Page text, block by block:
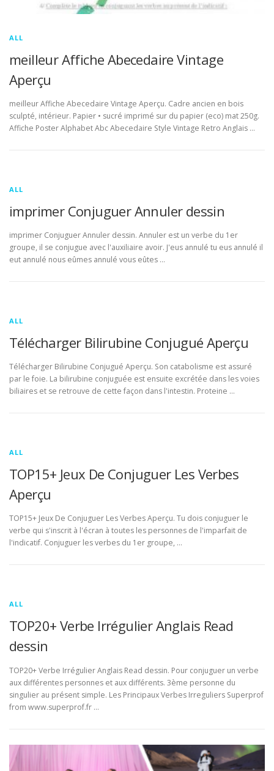
ALL
meilleur Affiche Abecedaire Vintage
Aperçu
meilleur Affiche Abecedaire Vintage Aperçu. Cadre ancien en bois
sculpté, intérieur. Papier • sucré imprimé sur du papier (eco) mat 250g.
Affiche Poster Alphabet Abc Abecedaire Style Vintage Retro Anglais …
ALL
imprimer Conjuguer Annuler dessin
imprimer Conjuguer Annuler dessin. Annuler est un verbe du 1er
groupe, il se conjugue avec l'auxiliaire avoir. J'eus annulé tu eus annulé il
eut annulé nous eûmes annulé vous eûtes …
ALL
Télécharger Bilirubine Conjugué Aperçu
Télécharger Bilirubine Conjugué Aperçu. Son catabolisme est assuré
par le foie. La bilirubine conjuguée est ensuite excrétée dans les voies
biliaires et se retrouve de cette façon dans l'intestin. Proteine …
ALL
TOP15+ Jeux De Conjuguer Les Verbes
Aperçu
TOP15+ Jeux De Conjuguer Les Verbes Aperçu. Tu dois conjuguer le
verbe qui s'inscrit à l'écran à toutes les personnes de l'imparfait de
l'indicatif. Conjuguer les verbes du 1er groupe, …
ALL
TOP20+ Verbe Irrégulier Anglais Read
dessin
TOP20+ Verbe Irrégulier Anglais Read dessin. Pour conjuguer un verbe
aux différentes personnes et aux différents. 3ème personne du
singulier au présent simple. Les Principaux Verbes Irreguliers Superprof
from www.superprof.fr …